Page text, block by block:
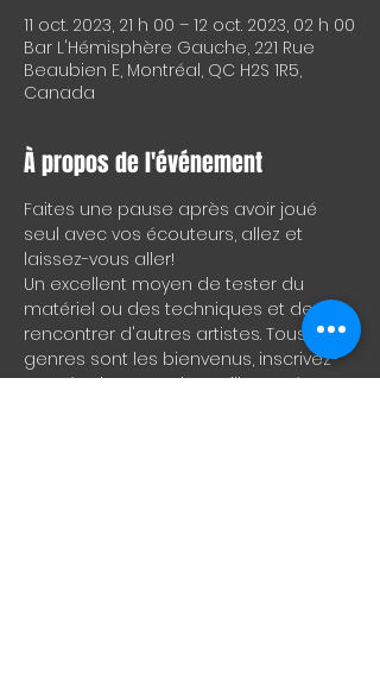
11 oct. 2023, 21 h 00 – 12 oct. 2023, 02 h 00
Bar L'Hémisphère Gauche, 221 Rue
Beaubien E, Montréal, QC H2S 1R5,
Canada
À propos de l'événement
Faites une pause après avoir joué
seul avec vos écouteurs, allez et
laissez-vous aller!
Un excellent moyen de tester du
matériel ou des techniques et de
rencontrer d'autres artistes. Tous les
genres sont les bienvenus, inscrivez-
vous à 21h30 pour le meilleur créneau